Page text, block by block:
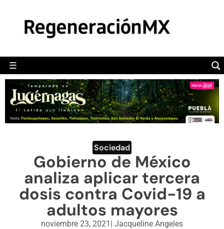
☰
POLÍTICA
CAMALEÓN
OPINIÓN
DEPORTES
ENGLISH SECTION
VIDEOS
Sociedad
Gobierno de México
analiza aplicar tercera
dosis contra Covid-19 a
adultos mayores
noviembre 23, 2021 | Jacqueline Angeles